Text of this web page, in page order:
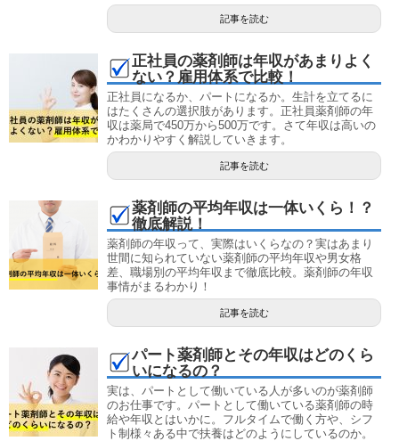
記事を読む
正社員の薬剤師は年収があまりよく
ない？雇用体系で比較！
正社員になるか、パートになるか。生計を立てるに
はたくさんの選択肢があります。正社員薬剤師の年
収は薬局で450万から500万です。さて年収は高いの
かわかりやすく解説していきます。
記事を読む
薬剤師の平均年収は一体いくら！？
徹底解説！
薬剤師の年収って、実際はいくらなの？実はあまり
世間に知られていない薬剤師の平均年収や男女格
差、職場別の平均年収まで徹底比較。薬剤師の年収
事情がまるわかり！
記事を読む
パート薬剤師とその年収はどのくら
いになるの？
実は、パートとして働いている人が多いのが薬剤師
のお仕事です。パートとして働いている薬剤師の時
給や年収とはいかに。フルタイムで働く方や、シフ
ト制様々ある中で扶養はどのようにしているのか。